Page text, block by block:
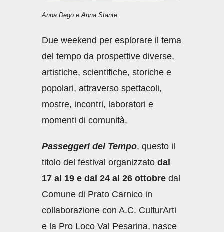
Anna Dego e Anna Stante
Due weekend per esplorare il tema
del tempo da prospettive diverse,
artistiche, scientifiche, storiche e
popolari, attraverso spettacoli,
mostre, incontri, laboratori e
momenti di comunità.
Passeggeri del Tempo, questo il
titolo del festival organizzato dal
17 al 19 e dal 24 al 26 ottobre dal
Comune di Prato Carnico in
collaborazione con A.C. CulturArti
e la Pro Loco Val Pesarina, nasce